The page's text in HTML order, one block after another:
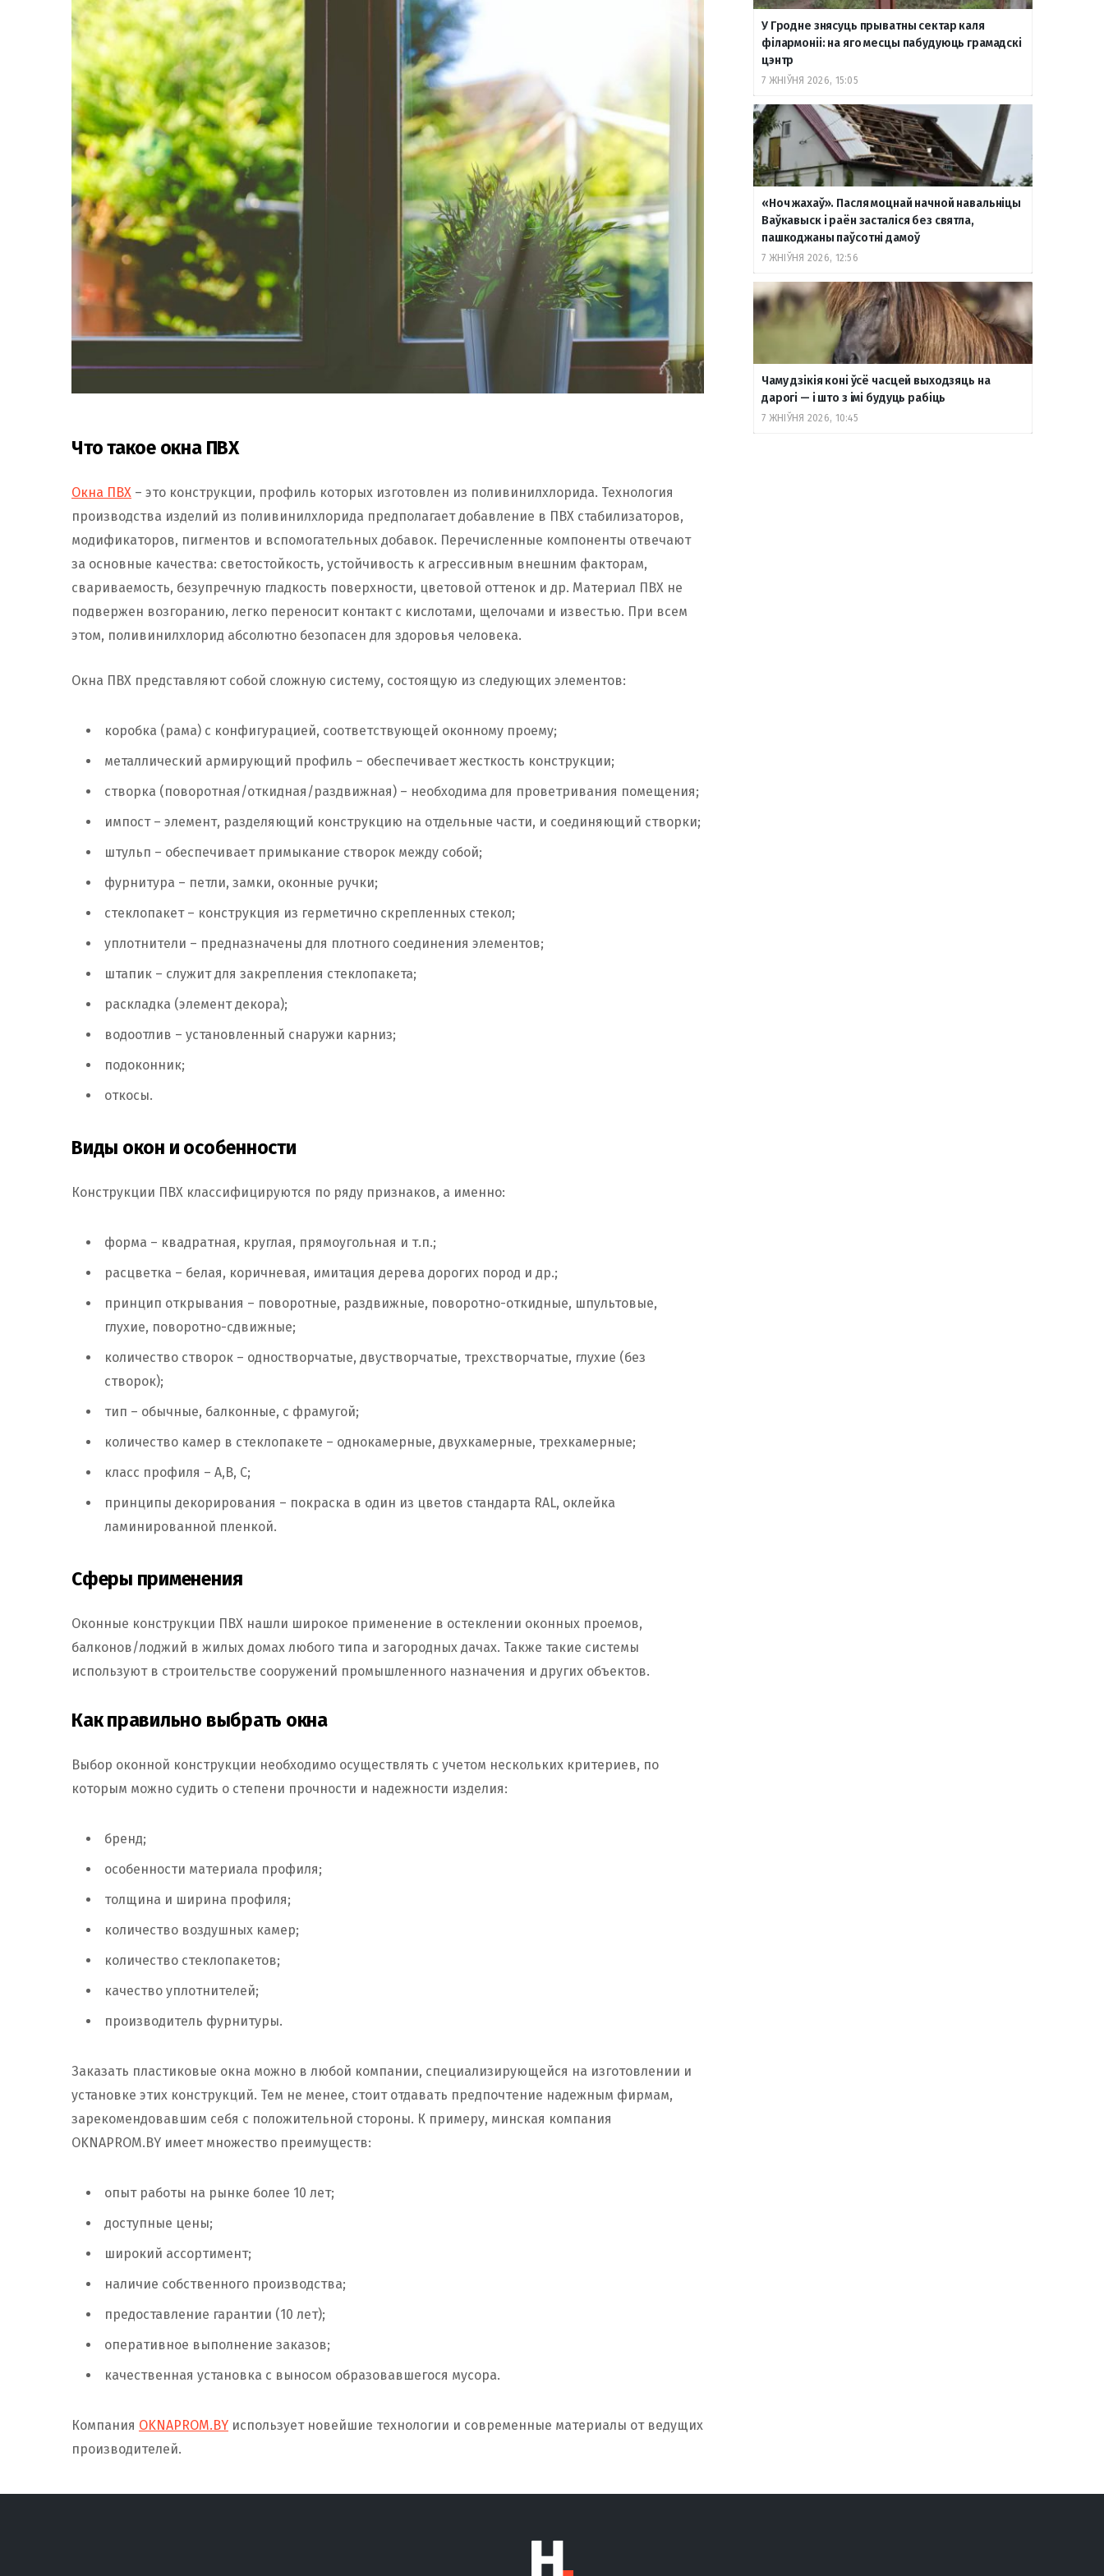
Что такое окна ПВХ
Окна ПВХ – это конструкции, профиль которых изготовлен из поливинилхлорида. Технология
производства изделий из поливинилхлорида предполагает добавление в ПВХ стабилизаторов,
модификаторов, пигментов и вспомогательных добавок. Перечисленные компоненты отвечают
за основные качества: светостойкость, устойчивость к агрессивным внешним факторам,
свариваемость, безупречную гладкость поверхности, цветовой оттенок и др. Материал ПВХ не
подвержен возгоранию, легко переносит контакт с кислотами, щелочами и известью. При всем
этом, поливинилхлорид абсолютно безопасен для здоровья человека.
Окна ПВХ представляют собой сложную систему, состоящую из следующих элементов:
коробка (рама) с конфигурацией, соответствующей оконному проему;
металлический армирующий профиль – обеспечивает жесткость конструкции;
створка (поворотная/откидная/раздвижная) – необходима для проветривания помещения;
импост – элемент, разделяющий конструкцию на отдельные части, и соединяющий створки;
штульп – обеспечивает примыкание створок между собой;
фурнитура – петли, замки, оконные ручки;
стеклопакет – конструкция из герметично скрепленных стекол;
уплотнители – предназначены для плотного соединения элементов;
штапик – служит для закрепления стеклопакета;
раскладка (элемент декора);
водоотлив – установленный снаружи карниз;
подоконник;
откосы.
Виды окон и особенности
Конструкции ПВХ классифицируются по ряду признаков, а именно:
форма – квадратная, круглая, прямоугольная и т.п.;
расцветка – белая, коричневая, имитация дерева дорогих пород и др.;
принцип открывания – поворотные, раздвижные, поворотно-откидные, шпультовые,
глухие, поворотно-сдвижные;
количество створок – одностворчатые, двустворчатые, трехстворчатые, глухие (без
створок);
тип – обычные, балконные, с фрамугой;
количество камер в стеклопакете – однокамерные, двухкамерные, трехкамерные;
класс профиля – А,В, С;
принципы декорирования – покраска в один из цветов стандарта RAL, оклейка
ламинированной пленкой.
Сферы применения
Оконные конструкции ПВХ нашли широкое применение в остеклении оконных проемов,
балконов/лоджий в жилых домах любого типа и загородных дачах. Также такие системы
используют в строительстве сооружений промышленного назначения и других объектов.
Как правильно выбрать окна
Выбор оконной конструкции необходимо осуществлять с учетом нескольких критериев, по
которым можно судить о степени прочности и надежности изделия:
бренд;
особенности материала профиля;
толщина и ширина профиля;
количество воздушных камер;
количество стеклопакетов;
качество уплотнителей;
производитель фурнитуры.
Заказать пластиковые окна можно в любой компании, специализирующейся на изготовлении и
установке этих конструкций. Тем не менее, стоит отдавать предпочтение надежным фирмам,
зарекомендовавшим себя с положительной стороны. К примеру, минская компания
OKNAPROM.BY имеет множество преимуществ:
опыт работы на рынке более 10 лет;
доступные цены;
широкий ассортимент;
наличие собственного производства;
предоставление гарантии (10 лет);
оперативное выполнение заказов;
качественная установка с выносом образовавшегося мусора.
Компания OKNAPROM.BY использует новейшие технологии и современные материалы от ведущих
производителей.
У Гродне знясуць прыватны сектар каля
філармоніі: на яго месцы пабудуюць грамадскі
цэнтр
7 ЖНІЎНЯ 2026, 15:05
«Ноч жахаў». Пасля моцнай начной навальніцы
Ваўкавыск і раён засталіся без святла,
пашкоджаны паўсотні дамоў
7 ЖНІЎНЯ 2026, 12:56
Чаму дзікія коні ўсё часцей выходзяць на
дарогі — і што з імі будуць рабіць
7 ЖНІЎНЯ 2026, 10:45